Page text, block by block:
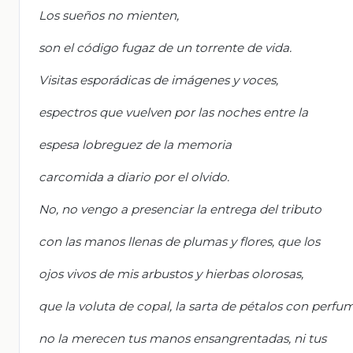
Los sueños no mienten,
son el código fugaz de un torrente de vida.
Visitas esporádicas de imágenes y voces,
espectros que vuelven por las noches entre la
espesa lobreguez de la memoria
carcomida a diario por el olvido.
No, no vengo a presenciar la entrega del tributo
con las manos llenas de plumas y flores, que los
ojos vivos de mis arbustos y hierbas olorosas,
que la voluta de copal, la sarta de pétalos con
no la merecen tus manos ensangrentadas, ni tus